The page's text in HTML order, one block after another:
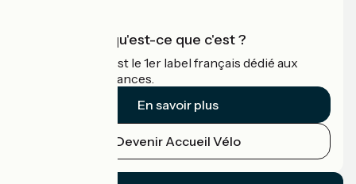
Accueil Vélo qu'est-ce que c'est ?
Accueil Vélo c'est le 1er label français dédié aux
cyclistes en vacances.
En savoir plus
Devenir Accueil Vélo